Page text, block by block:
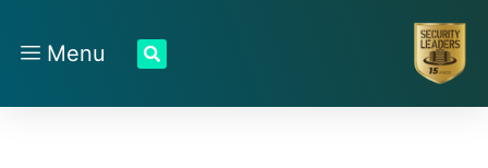
Menu